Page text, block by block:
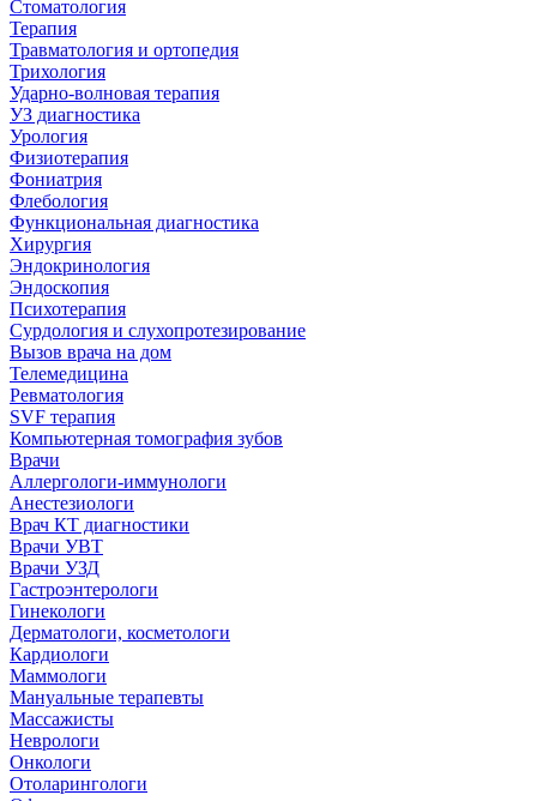
Стоматология
Терапия
Травматология и ортопедия
Трихология
Ударно-волновая терапия
УЗ диагностика
Урология
Физиотерапия
Фониатрия
Флебология
Функциональная диагностика
Хирургия
Эндокринология
Эндоскопия
Психотерапия
Сурдология и слухопротезирование
Вызов врача на дом
Телемедицина
Ревматология
SVF терапия
Компьютерная томография зубов
Врачи
Аллергологи-иммунологи
Анестезиологи
Врач КТ диагностики
Врачи УВТ
Врачи УЗД
Гастроэнтерологи
Гинекологи
Дерматологи, косметологи
Кардиологи
Маммологи
Мануальные терапевты
Массажисты
Неврологи
Онкологи
Отоларингологи